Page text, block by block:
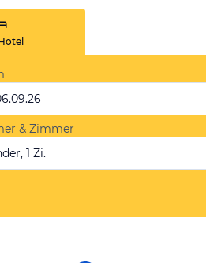
& Zimmer
1 Zi.